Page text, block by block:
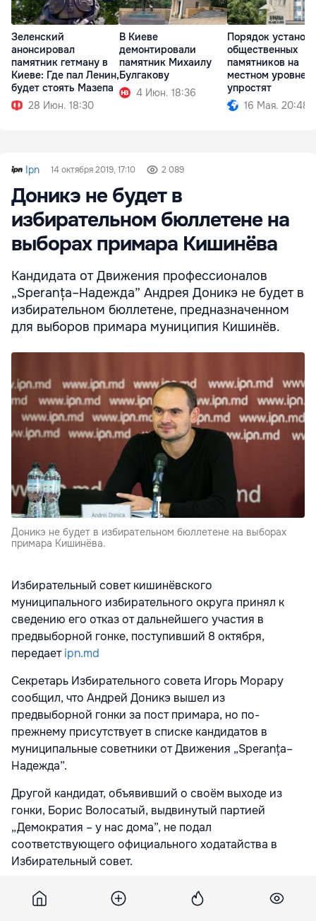
Зеленский
анонсировал
памятник гетману в
Киеве: Где пал Ленин,
будет стоять Мазепа
28 Июн. 18:30
В Киеве
демонтировали
памятник Михаилу
Булгакову
4 Июн. 18:36
Порядок
общественных
памятников на
местном уровне
упростят
16 Мая. 20:48
Ipn 14 октября 2019, 17:10 2 089
Доникэ не будет в
избирательном бюллетене на
выборах примара Кишинёва
Кандидата от Движения профессионалов
„Speranța–Надежда” Андрея Доникэ не будет в
избирательном бюллетене, предназначенном
для выборов примара муниципия Кишинёв.
Доникэ не будет в избирательном бюллетене на выборах
примара Кишинёва.
Избирательный совет кишинёвского
муниципального избирательного округа принял к
сведению его отказ от дальнейшего участия в
предвыборной гонке, поступивший 8 октября,
передаетipn.md
Секретарь Избирательного совета Игорь Морару
сообщил, что Андрей Доникэ вышел из
предвыборной гонки за пост примара, но по-
прежнему присутствует в списке кандидатов в
муниципальные советники от Движения „Speranța–
Надежда”.
Другой кандидат, объявивший о своём выходе из
гонки, Борис Волосатый, выдвинутый партией
„Демократия – у нас дома”, не подал
соответствующего официального ходатайства в
Избирательный совет.
Последним днём, когда кандидаты могли выйти из
гонки, было 12 октября.